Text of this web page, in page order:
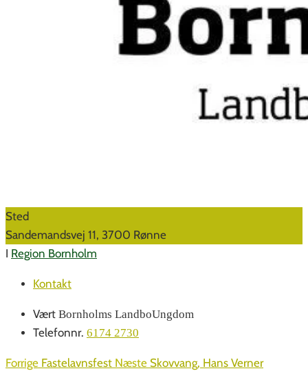
Sted
Sandemandsvej 11, 3700 Rønne
I Region Bornholm
Kontakt
Vært Bornholms LandboUngdom
Telefonnr. 6174 2730
Forrige Fastelavnsfest Næste Skovvang, Hans Verner